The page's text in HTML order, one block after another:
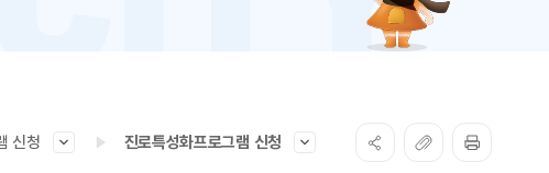
신청 진로특성화프로그램 신청